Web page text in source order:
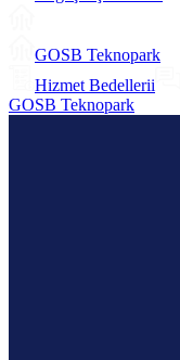
GOSB Teknopark
Hizmet Bedellerii
GOSB Teknopark